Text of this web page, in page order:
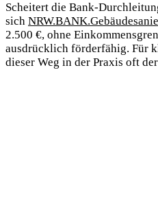
Scheitert die Bank-
sich
2.500 €, ohne
ausdrücklich förderfähig. Für
dieser Weg in der Praxis oft